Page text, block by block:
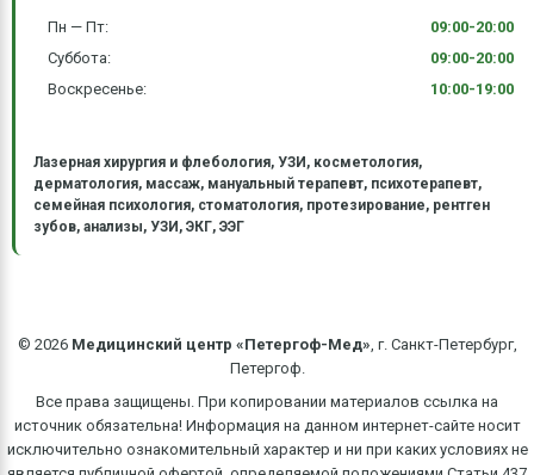
Пн — Пт:
09:00-20:00
Суббота:
09:00-20:00
Воскресенье:
10:00-19:00
Лазерная хирургия и флебология, УЗИ, косметология,
дерматология, массаж, мануальный терапевт, психотерапевт,
семейная психология, стоматология, протезирование, рентген
зубов, анализы, УЗИ, ЭКГ, ЭЭГ
© 2026 Медицинский центр «Петергоф-Мед», г. Санкт-Петербург,
Петергоф.
Все права защищены. При копировании материалов ссылка на
источник обязательна! Информация на данном интернет-сайте носит
исключительно ознакомительный характер и ни при каких условиях не